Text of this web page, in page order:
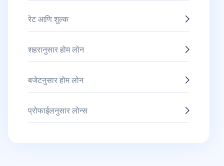
रेट आणि शुल्क
शहरानुसार होम लोन
बजेटनुसार होम लोन
प्रोफाईलनुसार लोन्स